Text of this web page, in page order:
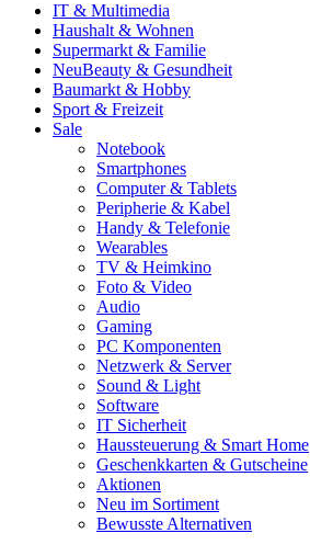
IT & Multimedia
Haushalt & Wohnen
Supermarkt & Familie
NeuBeauty & Gesundheit
Baumarkt & Hobby
Sport & Freizeit
Sale
Notebook
Smartphones
Computer & Tablets
Peripherie & Kabel
Handy & Telefonie
Wearables
TV & Heimkino
Foto & Video
Audio
Gaming
PC Komponenten
Netzwerk & Server
Sound & Light
Software
IT Sicherheit
Haussteuerung & Smart Home
Geschenkkarten & Gutscheine
Aktionen
Neu im Sortiment
Bewusste Alternativen